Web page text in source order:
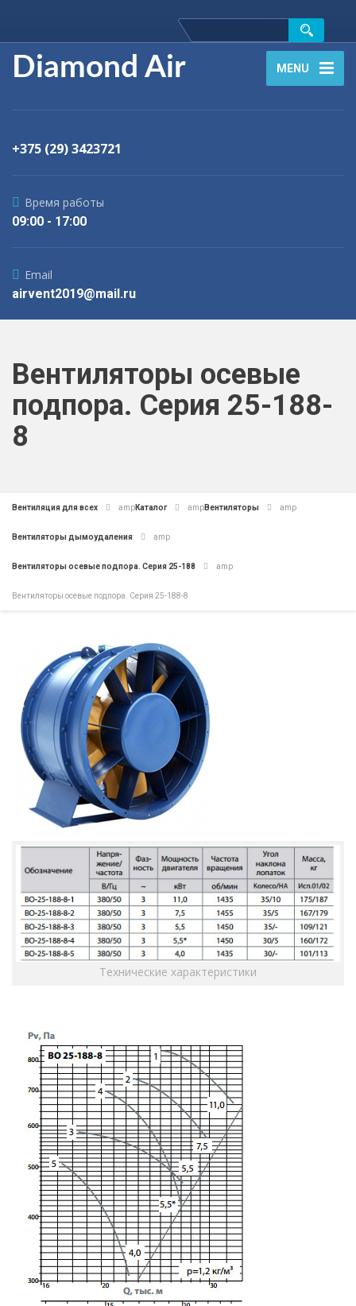
Diamond Air MENU
+375 (29) 3423721
Время работы
09:00 - 17:00
Email
airvent2019@mail.ru
Вентиляторы осевые
подпора. Серия 25-188-
8
Вентиляция для всех ampКаталог ampВентиляторы amp
Вентиляторы дымоудаления amp
Вентиляторы осевые подпора. Серия 25-188 amp
Вентиляторы осевые подпора. Серия 25-188-8
Технические характеристики